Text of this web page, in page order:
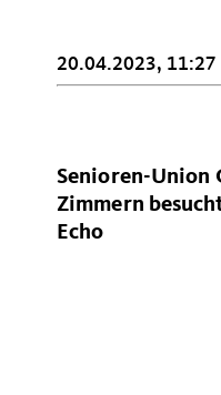
20.04.2023, 11:27
Senioren-Union
Zimmern
Echo